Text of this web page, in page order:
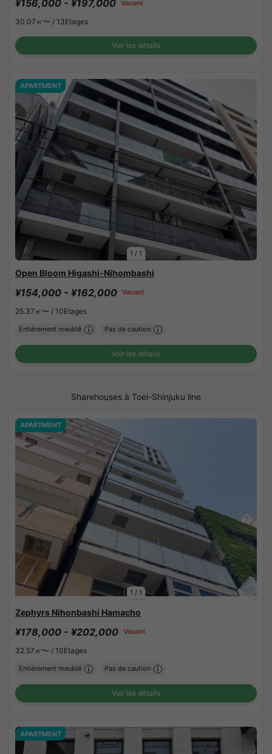
¥156,000 - ¥197,000 Vacant
30.07㎡〜 / 13Etages
Voir les détails
1 / 1
APARTMENT
Open Bloom Higashi-Nihombashi
¥154,000 - ¥162,000 Vacant
25.37㎡〜 / 10Etages
Entièrement meublé Pas de caution
Voir les détails
Sharehouses à Toei-Shinjuku line
1 / 1
APARTMENT
Zephyrs Nihonbashi Hamacho
¥178,000 - ¥202,000 Vacant
32.57㎡〜 / 10Etages
Entièrement meublé Pas de caution
Voir les détails
APARTMENT